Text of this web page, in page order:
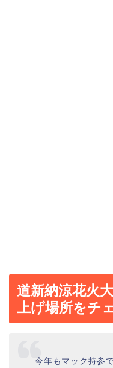
道新納涼花火
上げ場所をチ
今年もマック持参